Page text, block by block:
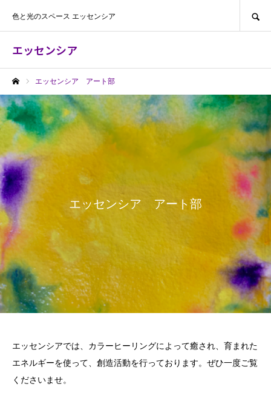
エッセンシア
色と光のスペース エッセンシア
エッセンシア アート部
エッセンシア アート部
エッセンシアでは、カラーヒーリングによって癒され、育まれた
エネルギーを使って、創造活動を行っております。ぜひ一度ご覧
くださいませ。